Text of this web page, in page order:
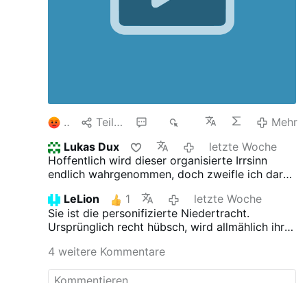
2 Teilen
Mehr
Lukas Dux
letzte Woche
Hoffentlich wird dieser organisierte Irrsinn
endlich wahrgenommen, doch zweifle ich daran
LeLion
1
letzte Woche
Sie ist die personifizierte Niedertracht.
Ursprünglich recht hübsch, wird allmählich ihr
4 weitere Kommentare